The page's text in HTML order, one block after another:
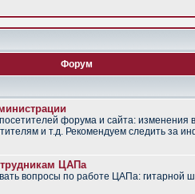
Форум
форума и сайта: изменения
и т.д. Рекомендуем следить за
ЦАПа
вопросы по работе ЦАПа: гитарной